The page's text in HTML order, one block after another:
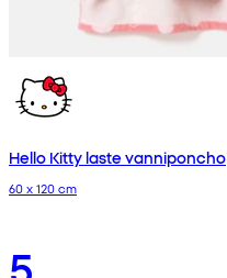
Hello Kitty laste vanniponcho
60 x 120 cm
5